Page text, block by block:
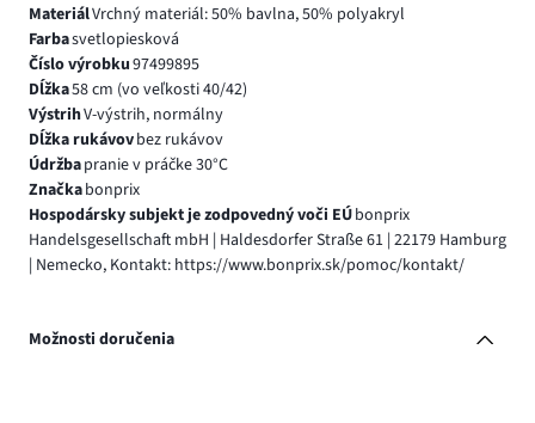
MateriálVrchný materiál: 50% bavlna, 50% polyakryl
Farbasvetlopiesková
Číslo výrobku97499895
Dĺžka58 cm (vo veľkosti 40/42)
VýstrihV-výstrih, normálny
Dĺžka rukávovbez rukávov
Údržbapranie v práčke 30°C
Značkabonprix
Hospodársky subjekt je zodpovedný voči EÚbonprix
Handelsgesellschaft mbH | Haldesdorfer Straße 61 | 22179 Hamburg
| Nemecko, Kontakt: https://www.bonprix.sk/pomoc/kontakt/
Možnosti doručenia